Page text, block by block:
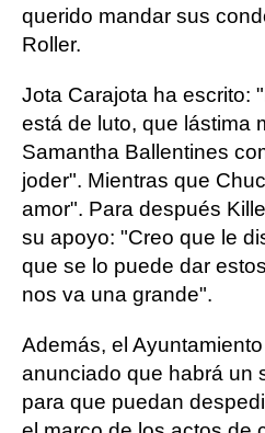
querido mandar sus
Roller.
Jota Carajota ha escrito:
está de luto, que lástima
Samantha Ballentines
joder". Mientras que
amor". Para después
su apoyo: "Creo que le
que se lo puede dar
nos va una grande".
Además, el
anunciado que habrá un
para que puedan